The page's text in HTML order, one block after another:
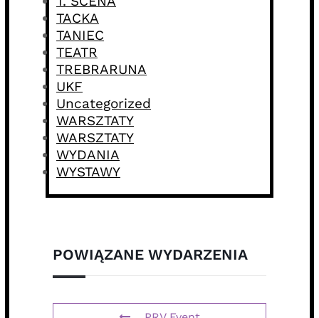
TACKA
TANIEC
TEATR
TREBRARUNA
UKF
Uncategorized
WARSZTATY
WARSZTATY
WYDANIA
WYSTAWY
POWIĄZANE WYDARZENIA